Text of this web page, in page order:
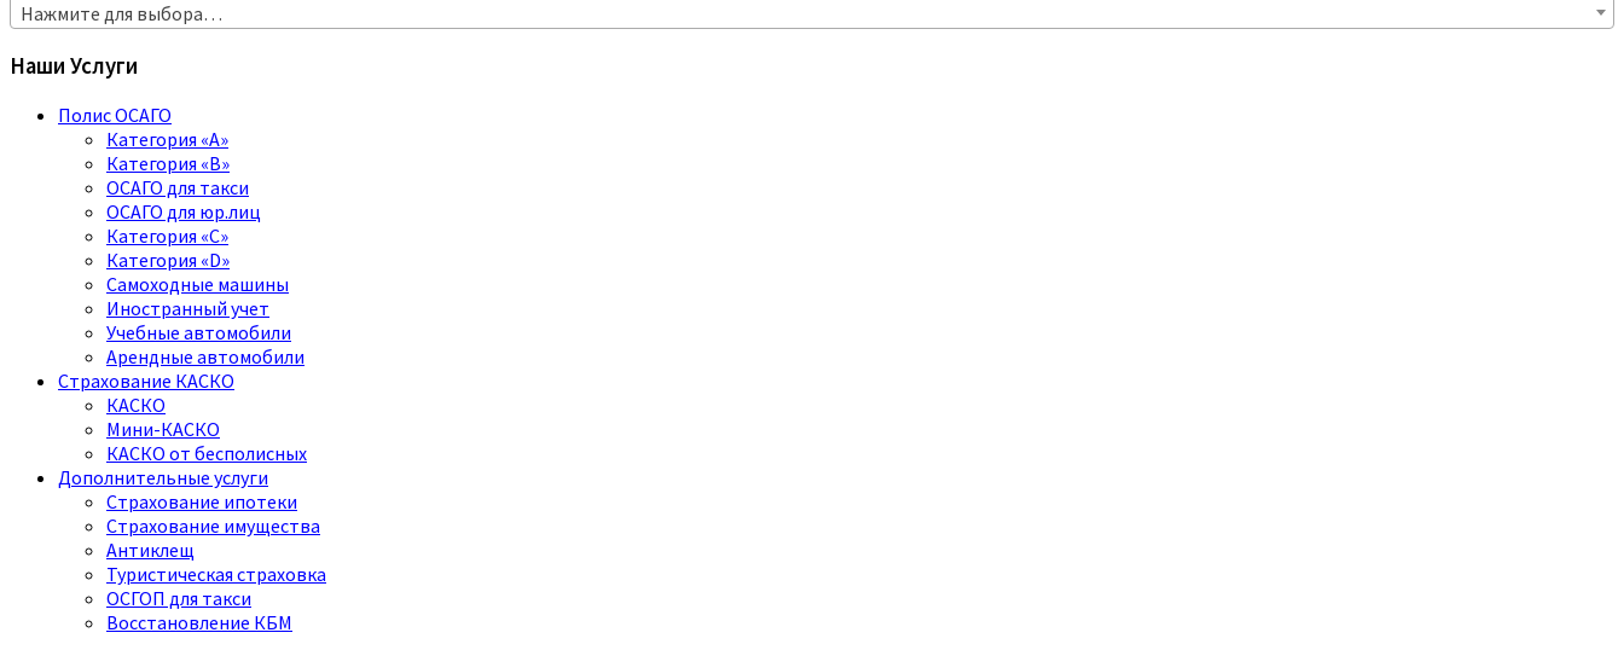
Нажмите для выбора…
Наши Услуги
Полис ОСАГО
Категория «A»
Категория «B»
ОСАГО для такси
ОСАГО для юр.лиц
Категория «C»
Категория «D»
Самоходные машины
Иностранный учет
Учебные автомобили
Арендные автомобили
Страхование КАСКО
КАСКО
Мини-КАСКО
КАСКО от бесполисных
Дополнительные услуги
Страхование ипотеки
Страхование имущества
Антиклещ
Туристическая страховка
ОСГОП для такси
Восстановление КБМ